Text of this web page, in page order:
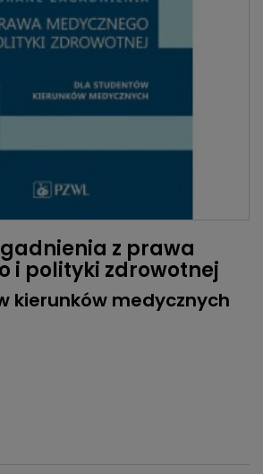
z prawa
i polityki zdrowotnej
kierunków medycznych